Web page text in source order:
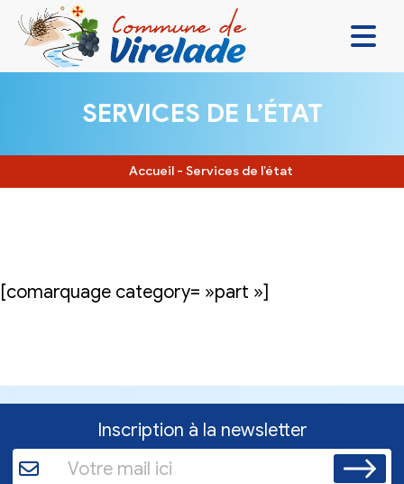
VIVRE ENSEMBLE
SE DIVERTIR
SERVICES DE L’ÉTAT
Accueil - Services de l’état
[comarquage category= »part »]
Inscription à la newsletter